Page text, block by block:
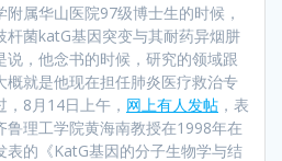
属华山医院97级博士生的时候，
杆菌katG基因突变与其耐药异烟肼
，他念书的时候，研究的领域跟
概就是他现在担任肺炎医疗救治专
8月14日上午， 网上有人发帖 ，表
鲁理工学院黄海南教授在1998年在
表的《KatG基因的分子生物学与结